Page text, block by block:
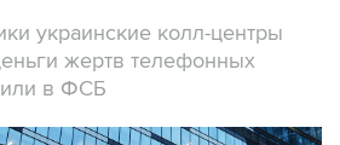
украинские колл-центры
жертв телефонных
в ФСБ